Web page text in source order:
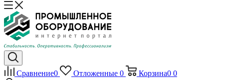
Сравнение0 Отложенные 0 Корзина0 0